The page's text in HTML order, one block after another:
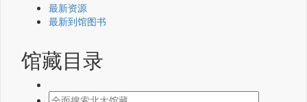
最新资源
最新到馆图书
馆藏目录